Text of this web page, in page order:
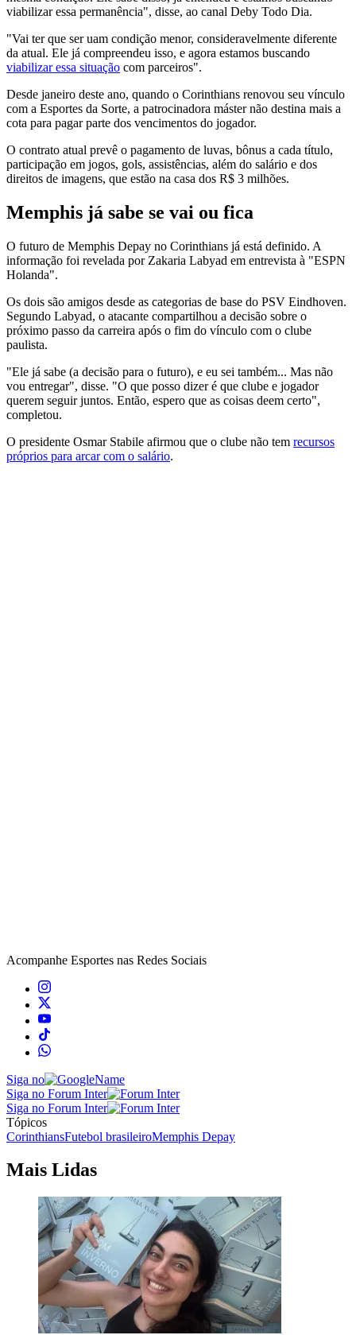
viabilizar essa permanência", disse, ao canal Deby Todo Dia.
"Vai ter que ser uam condição menor, consideravelmente diferente
da atual. Ele já compreendeu isso, e agora estamos buscando
viabilizar essa situação com parceiros".
Desde janeiro deste ano, quando o Corinthians renovou seu vínculo
com a Esportes da Sorte, a patrocinadora máster não destina mais a
cota para pagar parte dos vencimentos do jogador.
O contrato atual prevê o pagamento de luvas, bônus a cada título,
participação em jogos, gols, assistências, além do salário e dos
direitos de imagens, que estão na casa dos R$ 3 milhões.
Memphis já sabe se vai ou fica
O futuro de Memphis Depay no Corinthians já está definido. A
informação foi revelada por Zakaria Labyad em entrevista à "ESPN
Holanda".
Os dois são amigos desde as categorias de base do PSV Eindhoven.
Segundo Labyad, o atacante compartilhou a decisão sobre o
próximo passo da carreira após o fim do vínculo com o clube
paulista.
"Ele já sabe (a decisão para o futuro), e eu sei também... Mas não
vou entregar", disse. "O que posso dizer é que clube e jogador
querem seguir juntos. Então, espero que as coisas deem certo",
completou.
O presidente Osmar Stabile afirmou que o clube não tem recursos
próprios para arcar com o salário.
Acompanhe Esportes nas Redes Sociais
Siga no
Siga no Forum Inter
Siga no Forum Inter
Tópicos
CorinthiansFutebol brasileiroMemphis Depay
Mais Lidas